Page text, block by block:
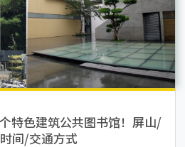
特色建筑公共图书馆！屏山/
间/交通方式